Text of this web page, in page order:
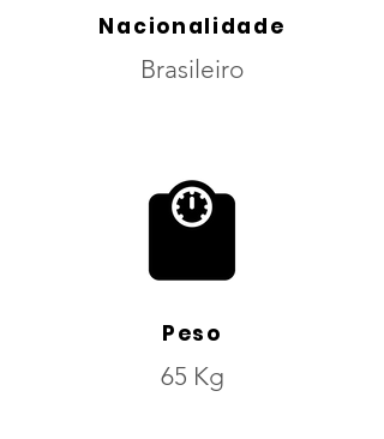
Nacionalidade
Brasileiro
Peso
65 Kg